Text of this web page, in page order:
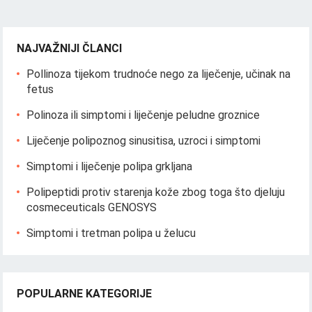
NAJVAŽNIJI ČLANCI
Pollinoza tijekom trudnoće nego za liječenje, učinak na
fetus
Polinoza ili simptomi i liječenje peludne groznice
Liječenje polipoznog sinusitisa, uzroci i simptomi
Simptomi i liječenje polipa grkljana
Polipeptidi protiv starenja kože zbog toga što djeluju
cosmeceuticals GENOSYS
Simptomi i tretman polipa u želucu
POPULARNE KATEGORIJE